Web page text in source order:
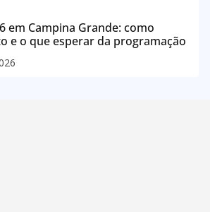
em Campina Grande: como
e o que esperar da programação